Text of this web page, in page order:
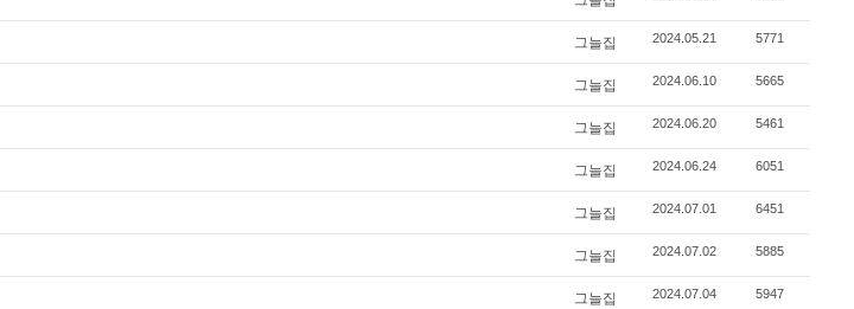
그늘집 2024.05.21 5771
그늘집 2024.06.10 5665
그늘집 2024.06.20 5461
그늘집 2024.06.24 6051
그늘집 2024.07.01 6451
그늘집 2024.07.02 5885
그늘집 2024.07.04 5947